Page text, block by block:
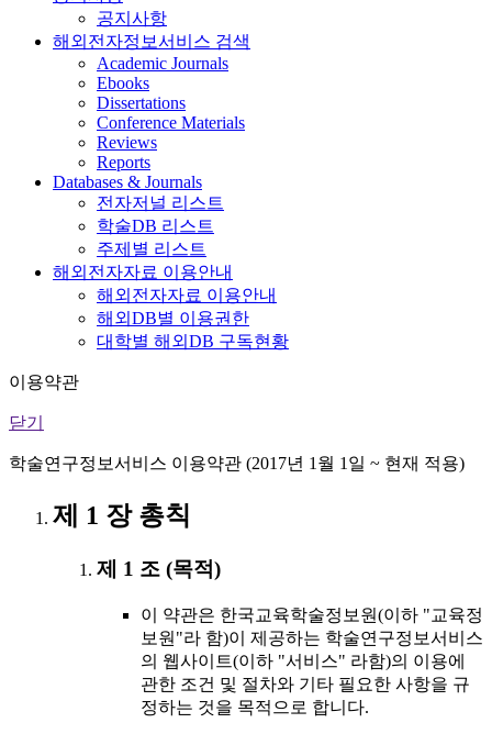
공지사항
해외전자정보서비스 검색
Academic Journals
Ebooks
Dissertations
Conference Materials
Reviews
Reports
Databases & Journals
전자저널 리스트
학술DB 리스트
주제별 리스트
해외전자자료 이용안내
해외전자자료 이용안내
해외DB별 이용권한
대학별 해외DB 구독현황
이용약관
닫기
학술연구정보서비스 이용약관 (2017년 1월 1일 ~ 현재 적용)
제 1 장 총칙
제 1 조 (목적)
이 약관은 한국교육학술정보원(이하 "교육정
보원"라 함)이 제공하는 학술연구정보서비스
의 웹사이트(이하 "서비스" 라함)의 이용에
관한 조건 및 절차와 기타 필요한 사항을 규
정하는 것을 목적으로 합니다.